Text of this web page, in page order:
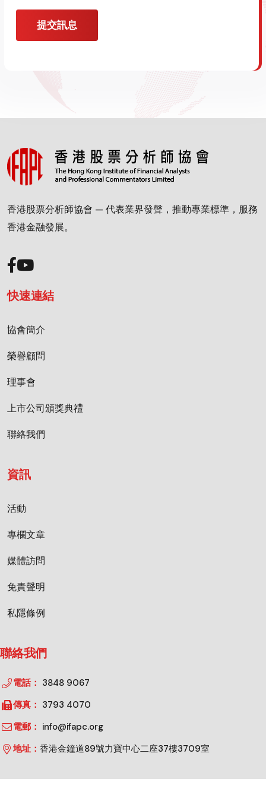
提交訊息
香港股票分析師協會 — 代表業界發聲，推動專業標準，服務
香港金融發展。
快速連結
協會簡介
榮譽顧問
理事會
上市公司頒獎典禮
聯絡我們
資訊
活動
專欄文章
媒體訪問
免責聲明
私隱條例
聯絡我們
電話： 3848 9067
傳真： 3793 4070
電郵： info@ifapc.org
地址： 香港金鐘道89號力寶中心二座37樓3709室